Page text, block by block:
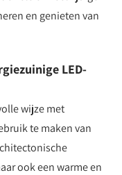
en genieten van
LED-
wijze met
te maken van
ook een warme en